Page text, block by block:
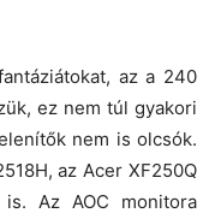
az a 240
ez nem túl gyakori
nem is olcsók.
az Acer XF250Q
Az AOC monitora